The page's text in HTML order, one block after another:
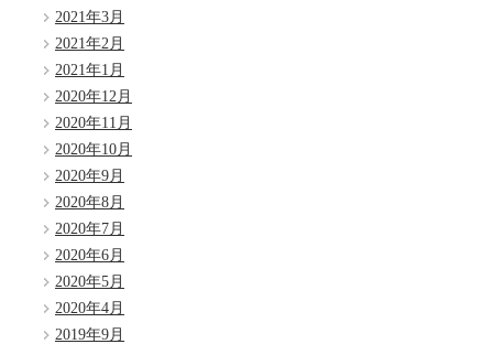
2021年3月
2021年2月
2021年1月
2020年12月
2020年11月
2020年10月
2020年9月
2020年8月
2020年7月
2020年6月
2020年5月
2020年4月
2019年9月